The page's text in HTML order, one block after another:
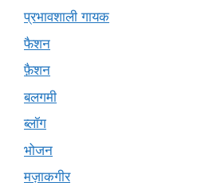
प्रभावशाली गायक
फैशन
फ़ैशन
बलगमी
ब्लॉग
भोजन
मज़ाकगीर